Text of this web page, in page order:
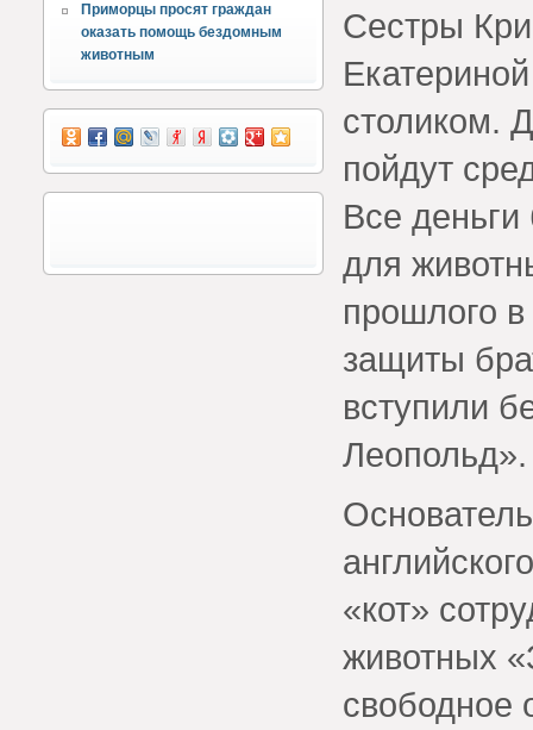
Приморцы просят граждан
оказать помощь бездомным
животным
Сестры
столиком.
пойдут
Все деньги
для
прошлого
защиты
вступили
Леопольд».
«кот»
животных
свободное